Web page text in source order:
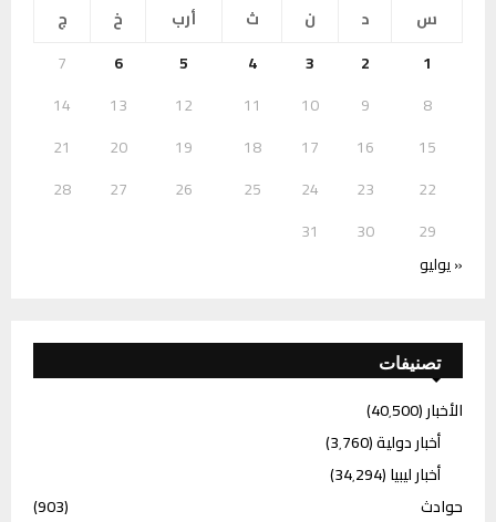
س
د ن ث أرب خ
ج
1
2
3
4
5
6
7
8
9
10
11
12
13
14
15
16
17
18
19
20
21
22
23
24
25
26
27
28
29
30
31
« يوليو
تصنيفات
الأخبار(40٬500)
أخبار دولية(3٬760)
أخبار ليبيا(34٬294)
حوادث
(903)